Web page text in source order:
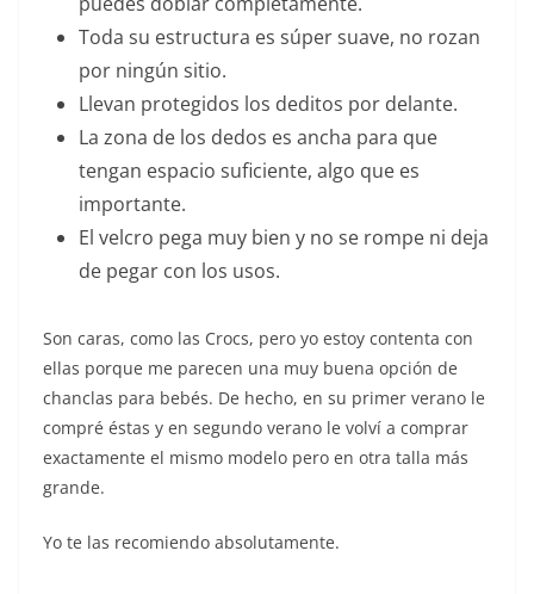
Toda su estructura es súper suave, no rozan
por ningún sitio.
Llevan protegidos los deditos por delante.
La zona de los dedos es ancha para que
tengan espacio suficiente, algo que es
importante.
El velcro pega muy bien y no se rompe ni deja
de pegar con los usos.
Son caras, como las Crocs, pero yo estoy contenta con
ellas porque me parecen una muy buena opción de
chanclas para bebés. De hecho, en su primer verano le
compré éstas y en segundo verano le volví a comprar
exactamente el mismo modelo pero en otra talla más
grande.
Yo te las recomiendo absolutamente.